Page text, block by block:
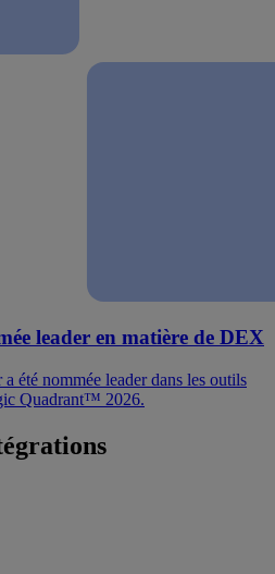
leader en matière de DEX
été nommée leader dans les outils
Quadrant™ 2026.